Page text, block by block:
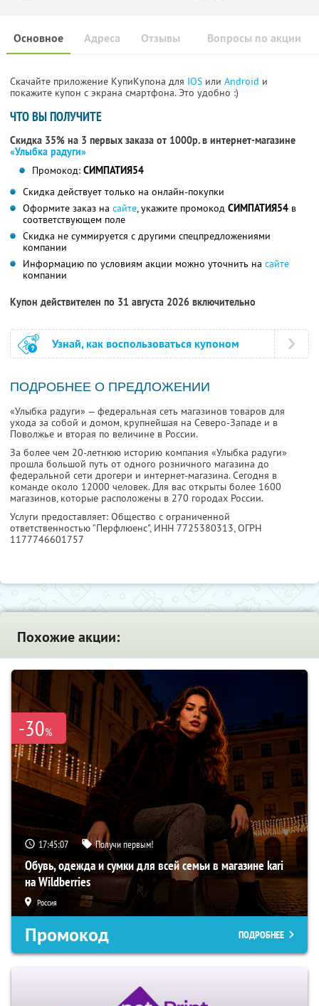
Основное Отзывы Вопросы по акции
Адреса
Скачайте приложение КупиКупона для IOS или Android и
покажите купон с экрана смартфона. Это удобно :)
ЧТО ВЫ ПОЛУЧИТЕ
Скидка 35% на 3 первых заказа от 1000р. в интернет-магазине
«Улыбка радуги»
Промокод: СИМПАТИЯ54
Скидка действует только на онлайн-покупки
Оформите заказ на сайте, укажите промокод СИМПАТИЯ54 в
соответствующем поле
Скидка не суммируется с другими спецпредложениями
компании
Информацию по условиям акции можно уточнить на сайте
компании
Купон действителен по 31 августа 2026 включительно
Узнай, как воспользоваться купоном
ПОДРОБНЕЕ О ПРЕДЛОЖЕНИИ
«Улыбка радуги» — федеральная сеть магазинов товаров для
ухода за собой и домом, крупнейшая на Северо-Западе и в
Поволжье и вторая по величине в России.
За более чем 20-летнюю историю компания «Улыбка радуги»
прошла большой путь от одного розничного магазина до
федеральной сети дрогери и интернет-магазина. Сегодня в
команде около 12000 человек. Для вас открыты более 1600
магазинов, которые расположены в 270 городах России.
Услуги предоставляет: Общество с ограниченной
ответственностью "Перфлюенс", ИНН 7725380313, ОГРН
1177746601757
Похожие акции:
-30%
17:45:06 Получи первым!
Обувь, одежда и сумки для всей семьи в магазине kari
на Wildberries
Россия
Промокод ПОДРОБНЕЕ